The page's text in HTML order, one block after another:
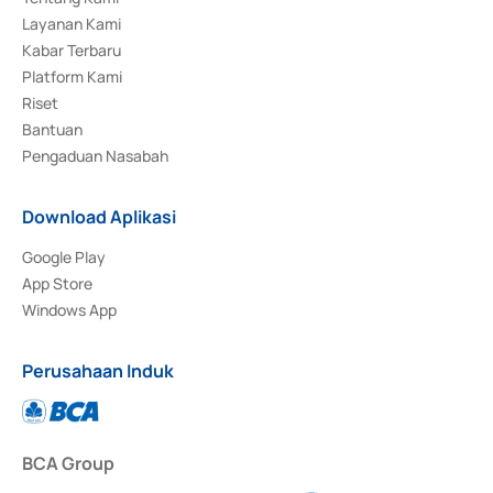
Layanan Kami
Kabar Terbaru
Platform Kami
Riset
Bantuan
Pengaduan Nasabah
Download Aplikasi
Google Play
App Store
Windows App
Perusahaan Induk
BCA Group